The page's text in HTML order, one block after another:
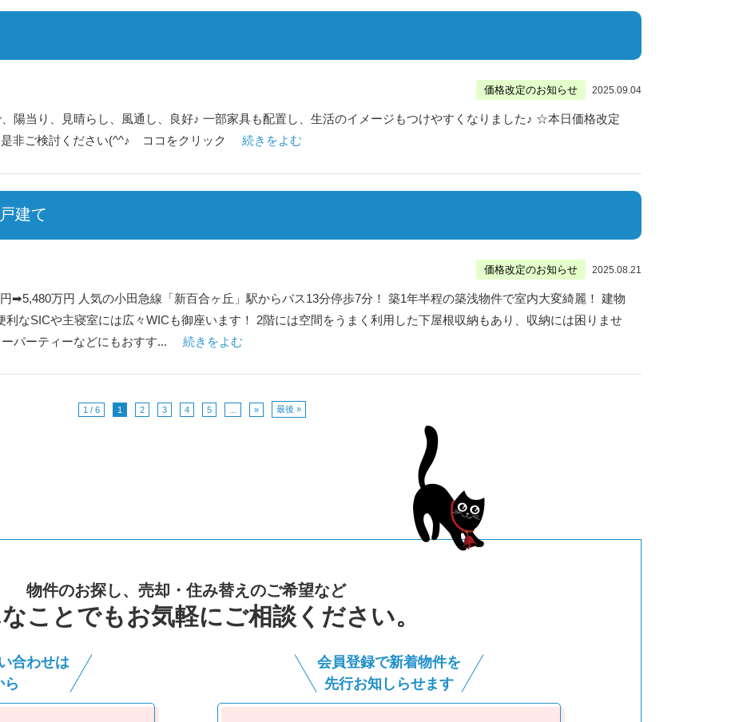
価格改定のお知らせ 2025.09.04
陽当り、見晴らし、風通し、良好♪ 一部家具も配置し、生活のイメージもつけやすくなりました♪ ☆本日価格改定
非ご検討ください(^^♪ ココをクリック
続きをよむ
建て
価格改定のお知らせ 2025.08.21
万円 人気の小田急線「新百合ヶ丘」駅からバス13分停歩7分！ 築1年半程の築浅物件で室内大変綺麗！ 建物
なSICや主寝室には広々WICも御座います！ 2階には空間をうまく利用した下屋根収納もあり、収納には困りませ
パーティーなどにもおすす...
続きをよむ
1 / 6 1 2 3 4 5 » 最後 »
物件のお探し、売却・住み替えのご希望など
ことでもお気軽にご相談ください。
合わせは
ら
会員登録で新着物件を
先⾏お知しらせます